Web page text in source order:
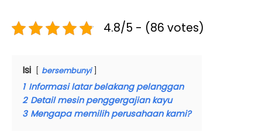
4.8/5 - (86 votes)
Isi bersembunyi
1 Informasi latar belakang pelanggan
2 Detail mesin penggergajian kayu
3 Mengapa memilih perusahaan kami?